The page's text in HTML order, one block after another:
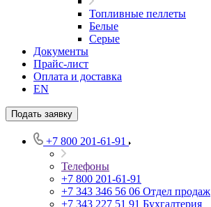
Топливные пеллеты
Белые
Серые
Документы
Прайс-лист
Оплата и доставка
EN
Подать заявку
+7 800 201-61-91
Телефоны
+7 800 201-61-91
+7 343 346 56 06 Отдел продаж
+7 343 227 51 91 Бухгалтерия